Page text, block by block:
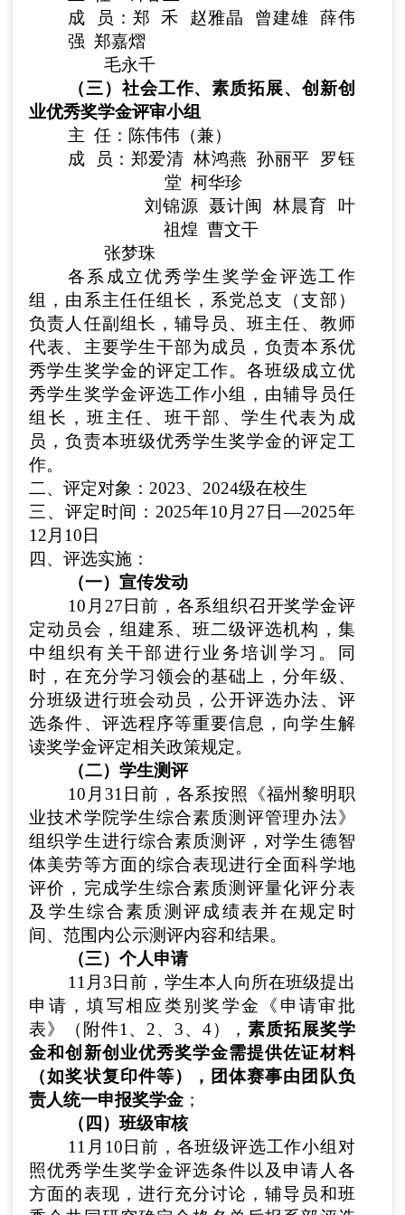
成 员：郑 禾 赵雅晶 曾建雄 薛伟
强 郑嘉熠
毛永千
（三）社会工作、素质拓展、创新创
业优秀奖学金评审小组
主 任：陈伟伟（兼）
成 员：郑爱清 林鸿燕 孙丽平 罗钰
堂 柯华珍
刘锦源 聂计闽 林晨育 叶
祖煌 曹文干
张梦珠
各系成立优秀学生奖学金评选工作
组，由系主任任组长，系党总支（支部）
负责人任副组长，辅导员、班主任、教师
代表、主要学生干部为成员，负责本系优
秀学生奖学金的评定工作。各班级成立优
秀学生奖学金评选工作小组，由辅导员任
组长，班主任、班干部、学生代表为成
员，负责本班级优秀学生奖学金的评定工
作。
二、评定对象 ：2023、2024级在校生
三、评定时间 ：2025年10月27日—2025年
12月10日
四、评选实施 ：
（一）宣传发动
10月27日前，各系组织召开奖学金评
定动员会，组建系、班二级评选机构，集
中组织有关干部进行业务培训学习。同
时，在充分学习领会的基础上，分年级、
分班级进行班会动员，公开评选办法、评
选条件、评选程序等重要信息，向学生解
读奖学金评定相关政策规定。
（二）学生测评
10月31日前，各系按照《福州黎明职
业技术学院学生综合素质测评管理办法》
组织学生进行综合素质测评，对学生德智
体美劳等方面的综合表现进行全面科学地
评价，完成学生综合素质测评量化评分表
及学生综合素质测评成绩表并在规定时
间、范围内公示测评内容和结果。
（三）个人申请
11月3日前，学生本人向所在班级提出
申请，填写相应类别奖学金《申请审批
表》（附件1、2、3、4），素质拓展奖学
金和创新创业优秀奖学金需提供佐证材料
（如奖状复印件等），团体赛事由团队负
责人统一申报奖学金 ；
（四）班级审核
11月10日前 ，各班级评选工作小组对
照优秀学生奖学金评选条件以及申请人各
方面的表现，进行充分讨论，辅导员和班